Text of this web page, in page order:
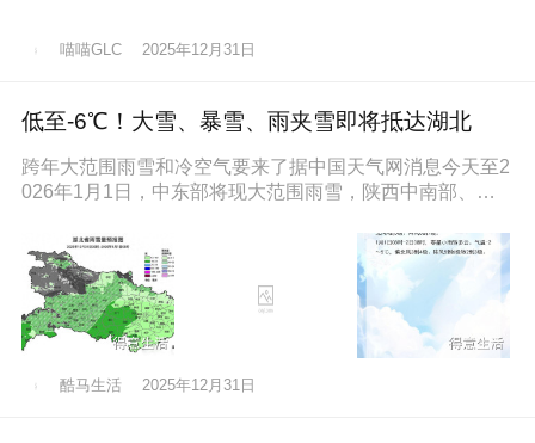
喵喵GLC 2025年12月31日
低至-6℃！大雪、暴雪、雨夹雪即将抵达湖北
跨年大范围雨雪和冷空气要来了据中国天气网消息今天至2
026年1月1日，中东部将现大范围雨雪，陕西中南部、山
酷马生活 2025年12月31日